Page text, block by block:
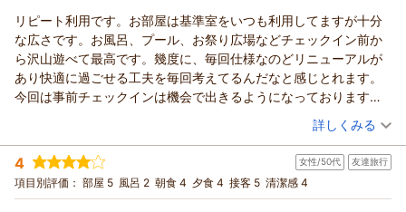
これからも、お客様に「また来たい」と思っていただける場所
であり続けられるよう、おもてなしの心に磨きをかけてまいり
ます。
（返信日：2026/05/26）
龍宮城スパ・ホテル三日月 富士見亭からの返信
takako 様
この度は当ホテルをご利用いただき、誠にありがとうございま
した。
また、ご多忙の中、ご滞在の感想をお寄せいただきましたこ
大浴場に関しまして、温泉を楽しみにお越しいただいたとこ
ろ、ご期待に沿えず心苦しく存じます。
一方で、お食事や客室、そして夜の花火についてはご満足いた
だけたとのこと、大変嬉しく拝読いたしました。
リピート利用です。お部屋は基準室をいつも利用してますが十分
な広さです。お風呂、プール、お祭り広場などチェックイン前か
ら沢山遊べて最高です。幾度に、毎回仕様なのどリニューアルが
あり快適に過ごせる工夫を毎回考えてるんだなと感じとれます。
今回は事前チェックインは機会で出きるようになっております、
スムーズに変わっておりました。係のかたも補助してくれるの
で、戸惑うことなく使えます。土日利用だったので花火がみれま
したが、前は夕御飯たべてきます、世話しなく部屋に戻ってみる
とうかんじでしたが、30分余裕があったので、ゆったりみれまし
た。
（投稿日：2026/05/17）
宿泊時期： 2026年04月宿泊 (家族旅行)
投稿者： いくえさん
宿泊プラン： 【三日月スタンダード】フリーフロー＆ビュッフェ
朝・夕
詳しくみる
4 女性/50代 友達旅行
項目別評価： 部屋 5 風呂 2 朝食 4 夕食 4 接客 5 清潔感 4